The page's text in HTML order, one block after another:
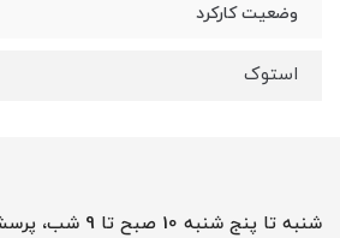
وضعیت کارکرد
استوک
شنبه تا پنج شنبه